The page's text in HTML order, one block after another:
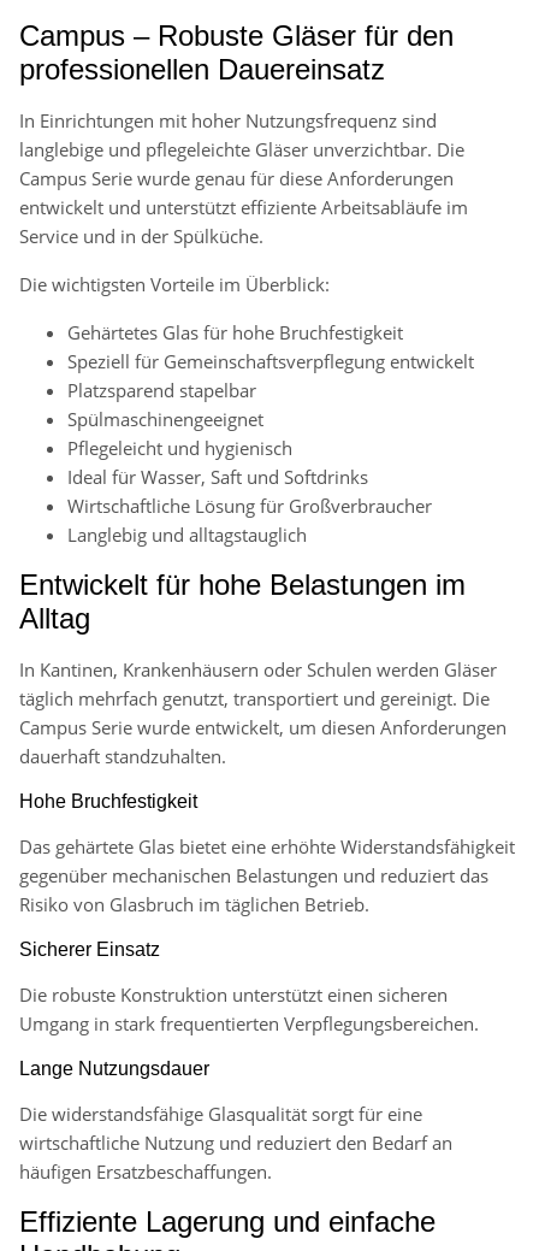
Campus – Robuste Gläser für den
professionellen Dauereinsatz
In Einrichtungen mit hoher Nutzungsfrequenz sind
langlebige und pflegeleichte Gläser unverzichtbar. Die
Campus Serie wurde genau für diese Anforderungen
entwickelt und unterstützt effiziente Arbeitsabläufe im
Service und in der Spülküche.
Die wichtigsten Vorteile im Überblick:
Gehärtetes Glas für hohe Bruchfestigkeit
Speziell für Gemeinschaftsverpflegung entwickelt
Platzsparend stapelbar
Spülmaschinengeeignet
Pflegeleicht und hygienisch
Ideal für Wasser, Saft und Softdrinks
Wirtschaftliche Lösung für Großverbraucher
Langlebig und alltagstauglich
Entwickelt für hohe Belastungen im
Alltag
In Kantinen, Krankenhäusern oder Schulen werden Gläser
täglich mehrfach genutzt, transportiert und gereinigt. Die
Campus Serie wurde entwickelt, um diesen Anforderungen
dauerhaft standzuhalten.
Hohe Bruchfestigkeit
Das gehärtete Glas bietet eine erhöhte Widerstandsfähigkeit
gegenüber mechanischen Belastungen und reduziert das
Risiko von Glasbruch im täglichen Betrieb.
Sicherer Einsatz
Die robuste Konstruktion unterstützt einen sicheren
Umgang in stark frequentierten Verpflegungsbereichen.
Lange Nutzungsdauer
Die widerstandsfähige Glasqualität sorgt für eine
wirtschaftliche Nutzung und reduziert den Bedarf an
häufigen Ersatzbeschaffungen.
Effiziente Lagerung und einfache